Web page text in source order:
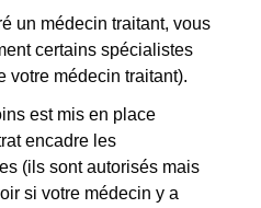
un médecin traitant, vous
certains spécialistes
votre médecin traitant).
est mis en place
encadre les
(ils sont autorisés mais
si votre médecin y a